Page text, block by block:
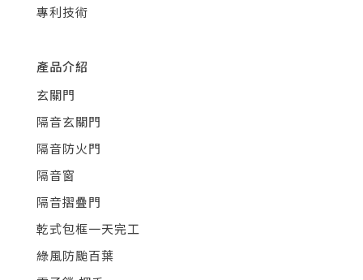
專利技術
產品介紹
玄關門
隔音玄關門
隔音防火門
隔音窗
隔音摺疊門
乾式包框一天完工
綠風防颱百葉